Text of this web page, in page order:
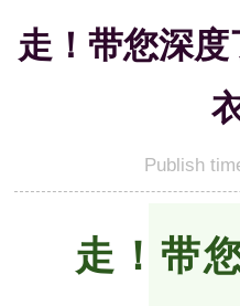
走！带您深
Publish
走！带